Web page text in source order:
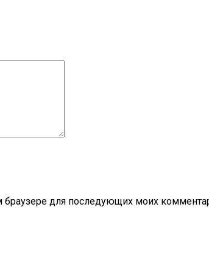
браузере для последующих моих